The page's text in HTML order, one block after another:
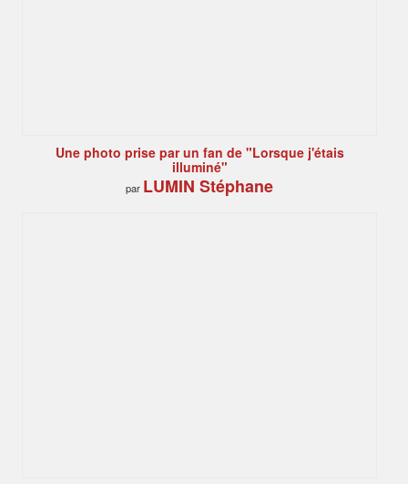
Une photo prise par un fan de "Lorsque j'étais
illuminé"
par LUMIN Stéphane